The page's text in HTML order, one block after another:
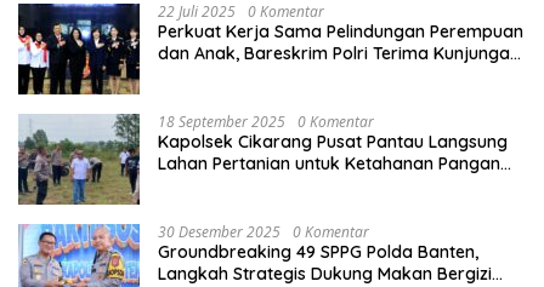
22 Juli 2025 0 Komentar
Perkuat Kerja Sama Pelindungan Perempuan
dan Anak, Bareskrim Polri Terima Kunjungan
18 September 2025 0 Komentar
Kapolsek Cikarang Pusat Pantau Langsung
Lahan Pertanian untuk Ketahanan Pangan
30 Desember 2025 0 Komentar
Groundbreaking 49 SPPG Polda Banten,
Langkah Strategis Dukung Makan Bergizi